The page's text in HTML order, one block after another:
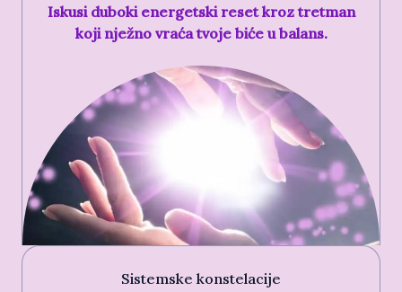
Iskusi duboki energetski reset kroz tretman
koji nježno vraća tvoje biće u balans.
Sistemske konstelacije